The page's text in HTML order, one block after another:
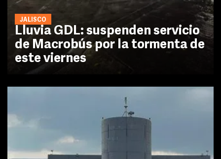
JALISCO
Lluvia GDL: suspenden servicio
de Macrobús por la tormenta de
este viernes